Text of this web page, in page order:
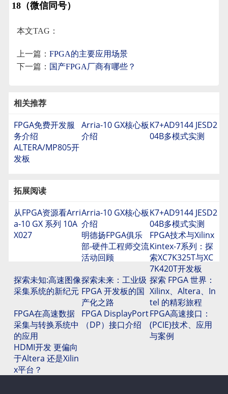
18（微信同号）
本文TAG：
上一篇：FPGA的主要应用场景
下一篇： 国产FPGA厂商有哪些？
相关推荐
FPGA免费开发服
务介绍
Arria-10 GX核心板
介绍
K7+AD9144 JESD2
04B多模式实测
ALTERA/MP805开
发板
拓展阅读
从FPGA资源看Arri
a-10 GX 系列 10A
X027
Arria-10 GX核心板
介绍
K7+AD9144 JESD2
04B多模式实测
明德扬FPGA俱乐
部-硬件工程师交流
活动回顾
FPGA技术与Xilinx
Kintex-7系列：探
索XC7K325T与XC
7K420T开发板
探索未知:高速图像
采集系统的新纪元
探索未来：工业级
FPGA 开发板的国
产化之路
探索 FPGA 世界：
Xilinx、Altera、In
tel 的精彩旅程
FPGA在高速数据
采集与转换系统中
的应用
FPGA DisplayPort
（DP）接口介绍
FPGA高速接口：
(PCIE)技术、应用
与案例
HDMI开发 更偏向
于Altera 还是Xilin
x平台？